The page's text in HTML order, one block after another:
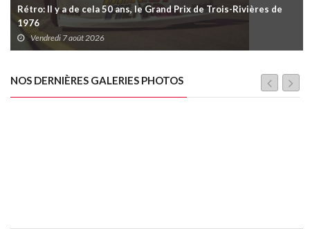
Rétro: Il y a de cela 50 ans, le Grand Prix de Trois-Rivières de
1976
Vendredi 7 août 2026
NOS DERNIÈRES GALERIES PHOTOS